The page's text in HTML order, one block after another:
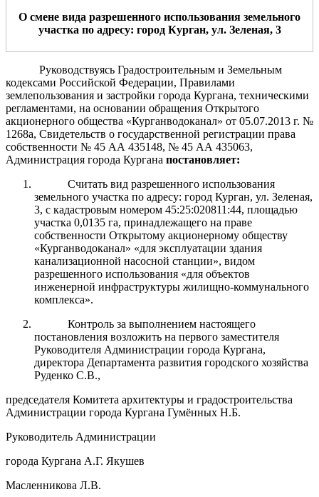
О смене вида разрешенного использования земельного
участка по адресу: город Курган, ул. Зеленая, 3
Руководствуясь Градостроительным и Земельным
кодексами Российской Федерации, Правилами
землепользования и застройки города Кургана, техническими
регламентами, на основании обращения Открытого
акционерного общества «Курганводоканал» от 05.07.2013 г. №
1268а, Свидетельств о государственной регистрации права
собственности № 45 АА 435148, № 45 АА 435063,
Администрация города Кургана постановляет:
Считать вид разрешенного использования
земельного участка по адресу: город Курган, ул. Зеленая,
3, с кадастровым номером 45:25:020811:44, площадью
участка 0,0135 га, принадлежащего на праве
собственности Открытому акционерному обществу
«Курганводоканал» «для эксплуатации здания
канализационной насосной станции», видом
разрешенного использования «для объектов
инженерной инфраструктуры жилищно-коммунального
комплекса».
Контроль за выполнением настоящего
постановления возложить на первого заместителя
Руководителя Администрации города Кургана,
директора Департамента развития городского хозяйства
Руденко С.В.,
председателя Комитета архитектуры и градостроительства
Администрации города Кургана Гумённых Н.Б.
Руководитель Администрации
города Кургана А.Г. Якушев
Масленникова Л.В.